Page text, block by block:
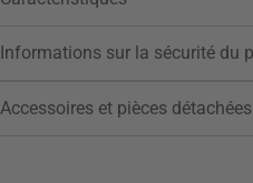
Informations sur la sécurité du
Accessoires et pièces détachées